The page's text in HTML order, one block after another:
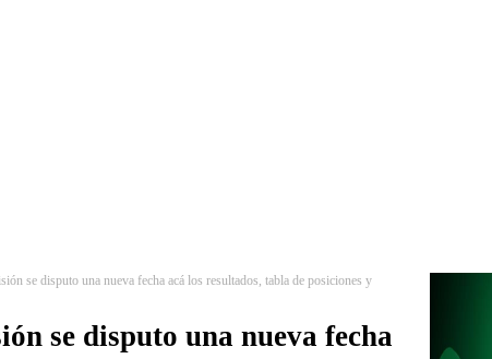
se disputo una nueva fecha acá los resultados, tabla de posiciones y
se disputo una nueva fecha